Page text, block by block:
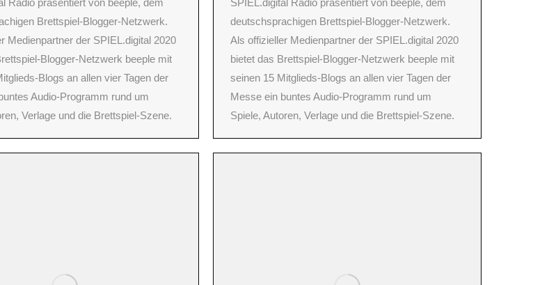
Radio präsentiert von beeple, dem
Brettspiel-Blogger-Netzwerk.
Medienpartner der SPIEL.digital 2020
Blogger-Netzwerk beeple mit
Blogs an allen vier Tagen der
Audio-Programm rund um
Verlage und die Brettspiel-Szene.
SPIEL.digital Radio präsentiert von beeple, dem
deutschsprachigen Brettspiel-Blogger-Netzwerk.
Als offizieller Medienpartner der SPIEL.digital 2020
bietet das Brettspiel-Blogger-Netzwerk beeple mit
seinen 15 Mitglieds-Blogs an allen vier Tagen der
Messe ein buntes Audio-Programm rund um
Spiele, Autoren, Verlage und die Brettspiel-Szene.